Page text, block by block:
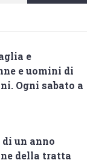
e
e uomini di
Ogni sabato a
un anno
della tratta